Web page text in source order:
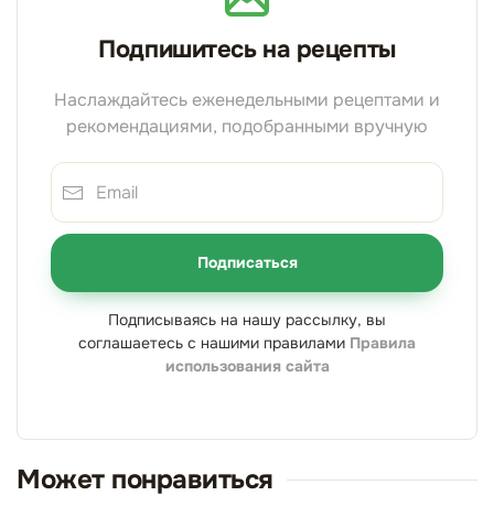
Подпишитесь на рецепты
Наслаждайтесь еженедельными рецептами и
рекомендациями, подобранными вручную
Подписаться
Подписываясь на нашу рассылку, вы
соглашаетесь с нашими правилами Правила
использования сайта
Может понравиться